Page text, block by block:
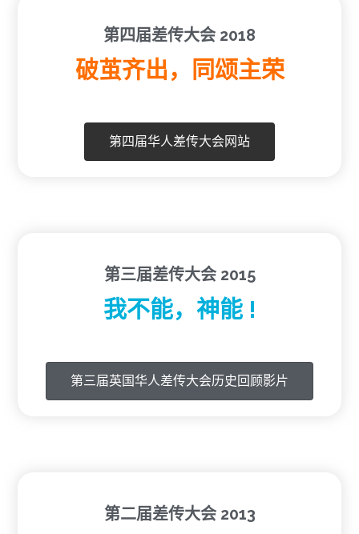
第四届差传大会 2018
破茧齐出，同颂主荣
第四届华人差传大会网站
第三届差传大会 2015
我不能，神能 !
第三届英国华人差传大会历史回顾影片
第二届差传大会 2013